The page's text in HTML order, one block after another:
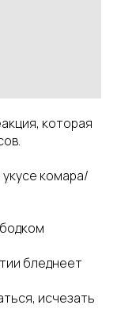
которая
комара/
бледнеет
исчезать